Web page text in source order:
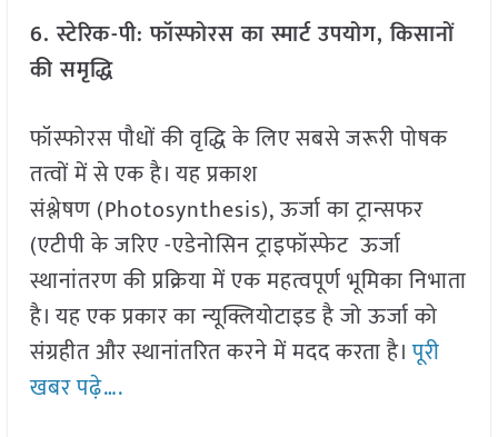
6. स्टेरिक-पी: फॉस्फोरस का स्मार्ट उपयोग, किसानों
की समृद्धि
फॉस्फोरस पौधों की वृद्धि के लिए सबसे जरूरी पोषक
तत्वों में से एक है। यह प्रकाश
संश्लेषण (Photosynthesis), ऊर्जा का ट्रान्सफर
(एटीपी के जरिए -एडेनोसिन ट्राइफॉस्फेट ऊर्जा
स्थानांतरण की प्रक्रिया में एक महत्वपूर्ण भूमिका निभाता
है। यह एक प्रकार का न्यूक्लियोटाइड है जो ऊर्जा को
संग्रहीत और स्थानांतरित करने में मदद करता है।पूरी
खबर पढ़े….